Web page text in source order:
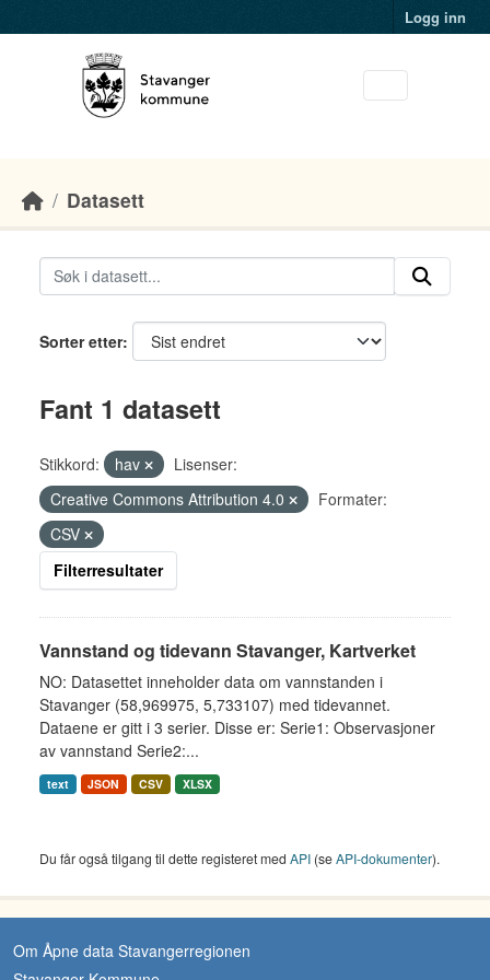
Logg inn
Datasett
Sorter etter
Fant 1 datasett
Stikkord: hav
Lisenser:
Creative Commons Attribution 4.0
Formater:
CSV
Filterresultater
Vannstand og tidevann Stavanger, Kartverket
NO: Datasettet inneholder data om vannstanden i
Stavanger (58,969975, 5,733107) med tidevannet.
Dataene er gitt i 3 serier. Disse er: Serie1: Observasjoner
av vannstand Serie2:...
text JSON CSV XLSX
Du får også tilgang til dette registeret med API (seAPI-dokumenter).
Om Åpne data Stavangerregionen